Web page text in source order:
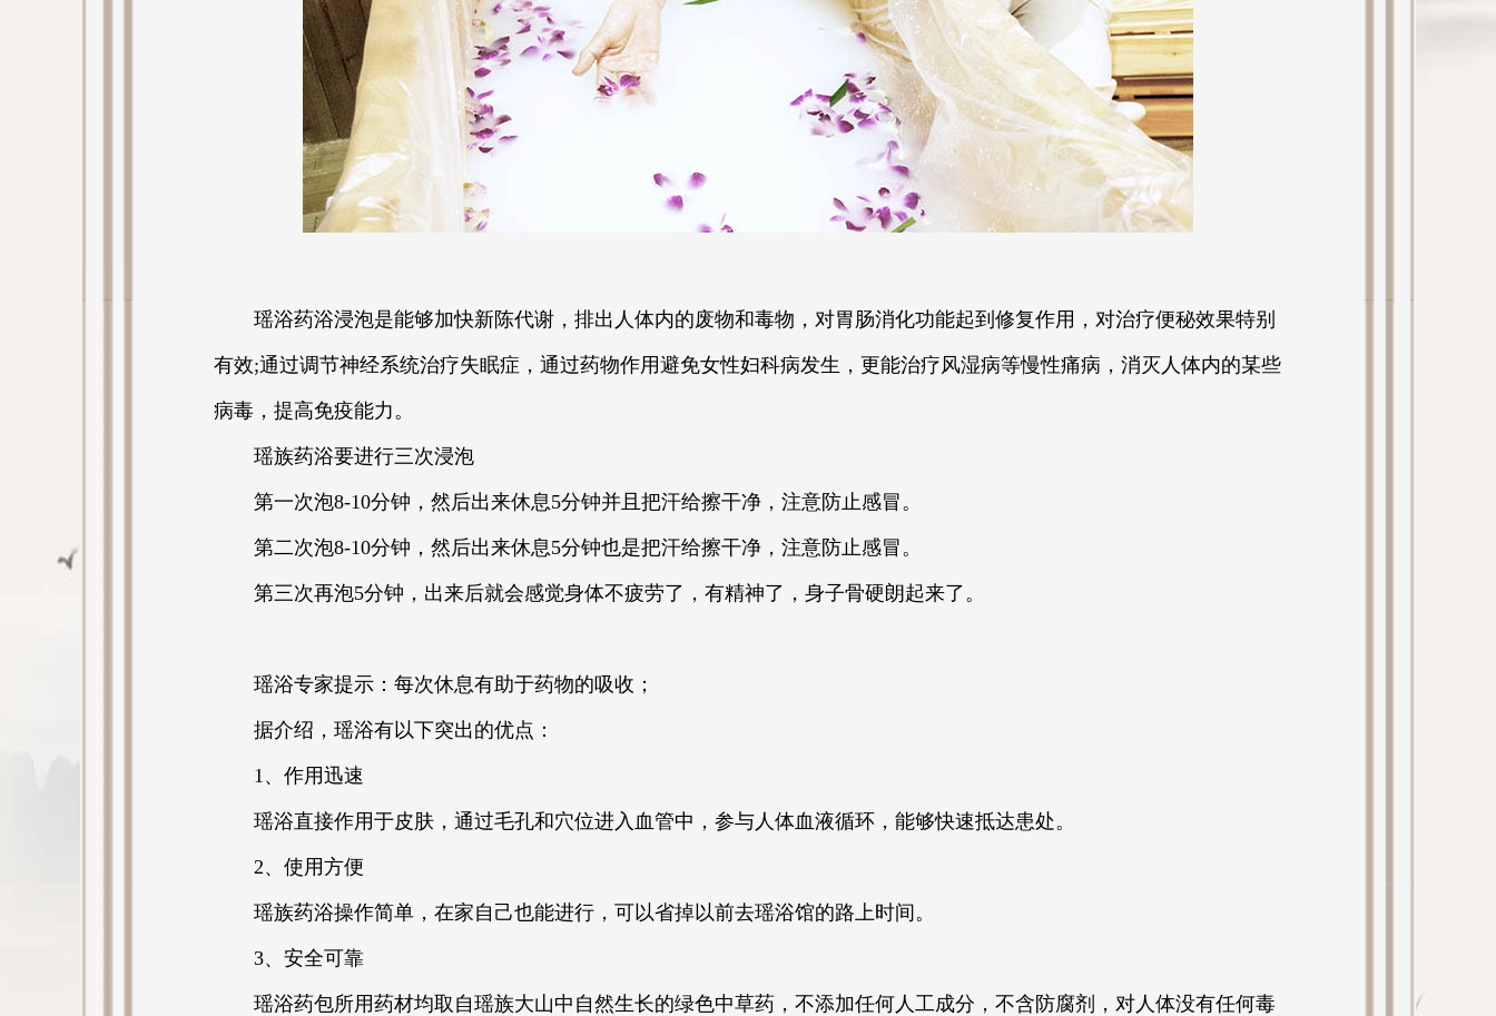
瑶浴药浴浸泡是能够加快新陈代谢，排出人体内的废物和毒物，对胃肠消化功能起到修复作用，对治疗便秘效果特别
有效;通过调节神经系统治疗失眠症，通过药物作用避免女性妇科病发生，更能治疗风湿病等慢性痛病，消灭人体内的某些
病毒，提高免疫能力。
瑶族药浴要进行三次浸泡
第一次泡8-10分钟，然后出来休息5分钟并且把汗给擦干净，注意防止感冒。
第二次泡8-10分钟，然后出来休息5分钟也是把汗给擦干净，注意防止感冒。
第三次再泡5分钟，出来后就会感觉身体不疲劳了，有精神了，身子骨硬朗起来了。
瑶浴专家提示：每次休息有助于药物的吸收；
据介绍，瑶浴有以下突出的优点：
1、作用迅速
瑶浴直接作用于皮肤，通过毛孔和穴位进入血管中，参与人体血液循环，能够快速抵达患处。
2、使用方便
瑶族药浴操作简单，在家自己也能进行，可以省掉以前去瑶浴馆的路上时间。
3、安全可靠
瑶浴药包所用药材均取自瑶族大山中自然生长的绿色中草药，不添加任何人工成分，不含防腐剂，对人体没有任何毒